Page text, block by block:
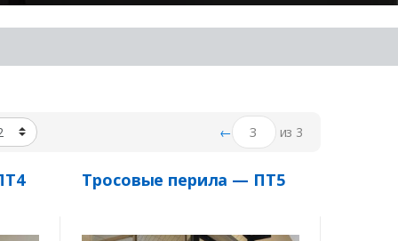
← из 3
Тросовые перила — ПТ5